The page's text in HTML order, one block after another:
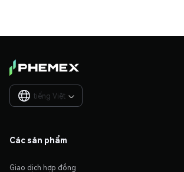
tiếng Việt 
Các sản phẩm
Giao dịch hợp đồng